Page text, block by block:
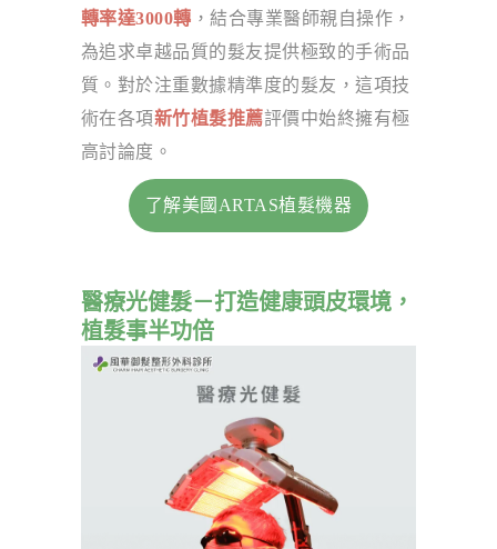
轉率達3000轉 ，結合專業醫師親自操作，
為追求卓越品質的髮友提供極致的手術品
質。對於注重數據精準度的髮友，這項技
術在各項新竹植髮推薦評價中始終擁有極
高討論度。
了解美國ARTAS植髮機器
醫療光健髮－打造健康頭皮環境，
植髮事半功倍